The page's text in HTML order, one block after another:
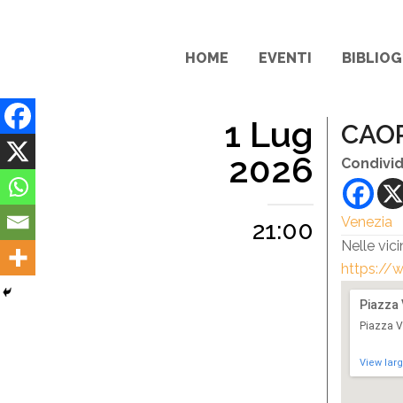
HOME EVENTI
1 Lug
2026
21:00
Venezia
Nelle
https://
Piazza
Piazza
View